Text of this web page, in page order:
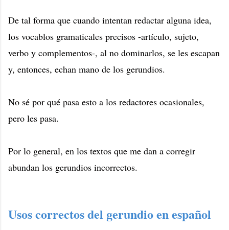
De tal forma que cuando intentan redactar alguna idea,
los vocablos gramaticales precisos -artículo, sujeto,
verbo y complementos-, al no dominarlos, se les escapan
y, entonces, echan mano de los gerundios.
No sé por qué pasa esto a los redactores ocasionales,
pero les pasa.
Por lo general, en los textos que me dan a corregir
abundan los gerundios incorrectos.
Usos correctos del gerundio en español